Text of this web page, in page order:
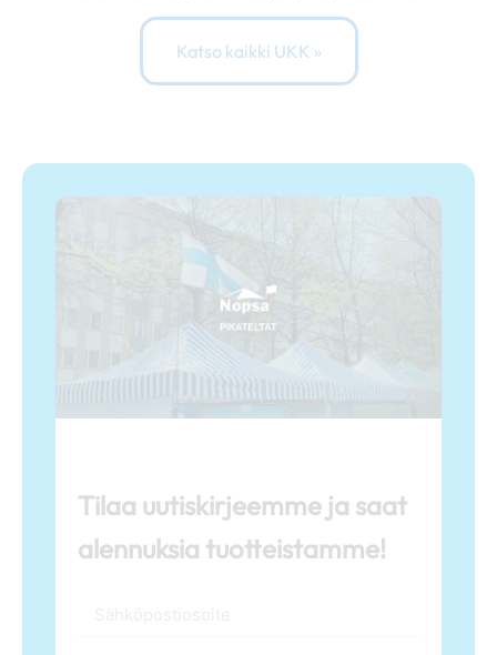
Katso kaikki UKK »
Tilaa uutiskirjeemme ja saat
alennuksia tuotteistamme!